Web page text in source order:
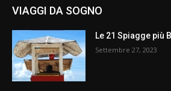
VIAGGI DA SOGNO
Le 21 Spiagge più
Settembre 27, 2023